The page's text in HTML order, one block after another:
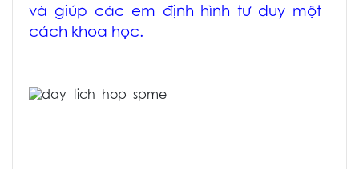
và giúp các em định hình tư duy một
cách khoa học.